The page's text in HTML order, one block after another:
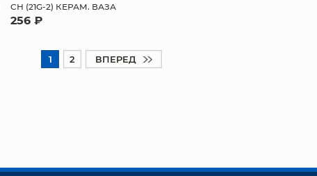
СН (21G-2) КЕРАМ. ВАЗА
256 ₽
1 2 ВПЕРЕД